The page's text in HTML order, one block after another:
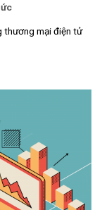
thương mại điện tử